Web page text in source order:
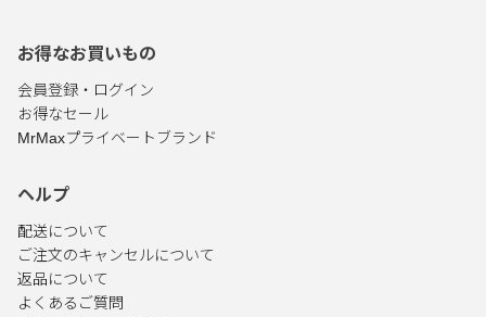
お得なお買いもの
会員登録・ログイン
お得なセール
MrMaxプライベートブランド
ヘルプ
配送について
ご注文のキャンセルについて
返品について
よくあるご質問